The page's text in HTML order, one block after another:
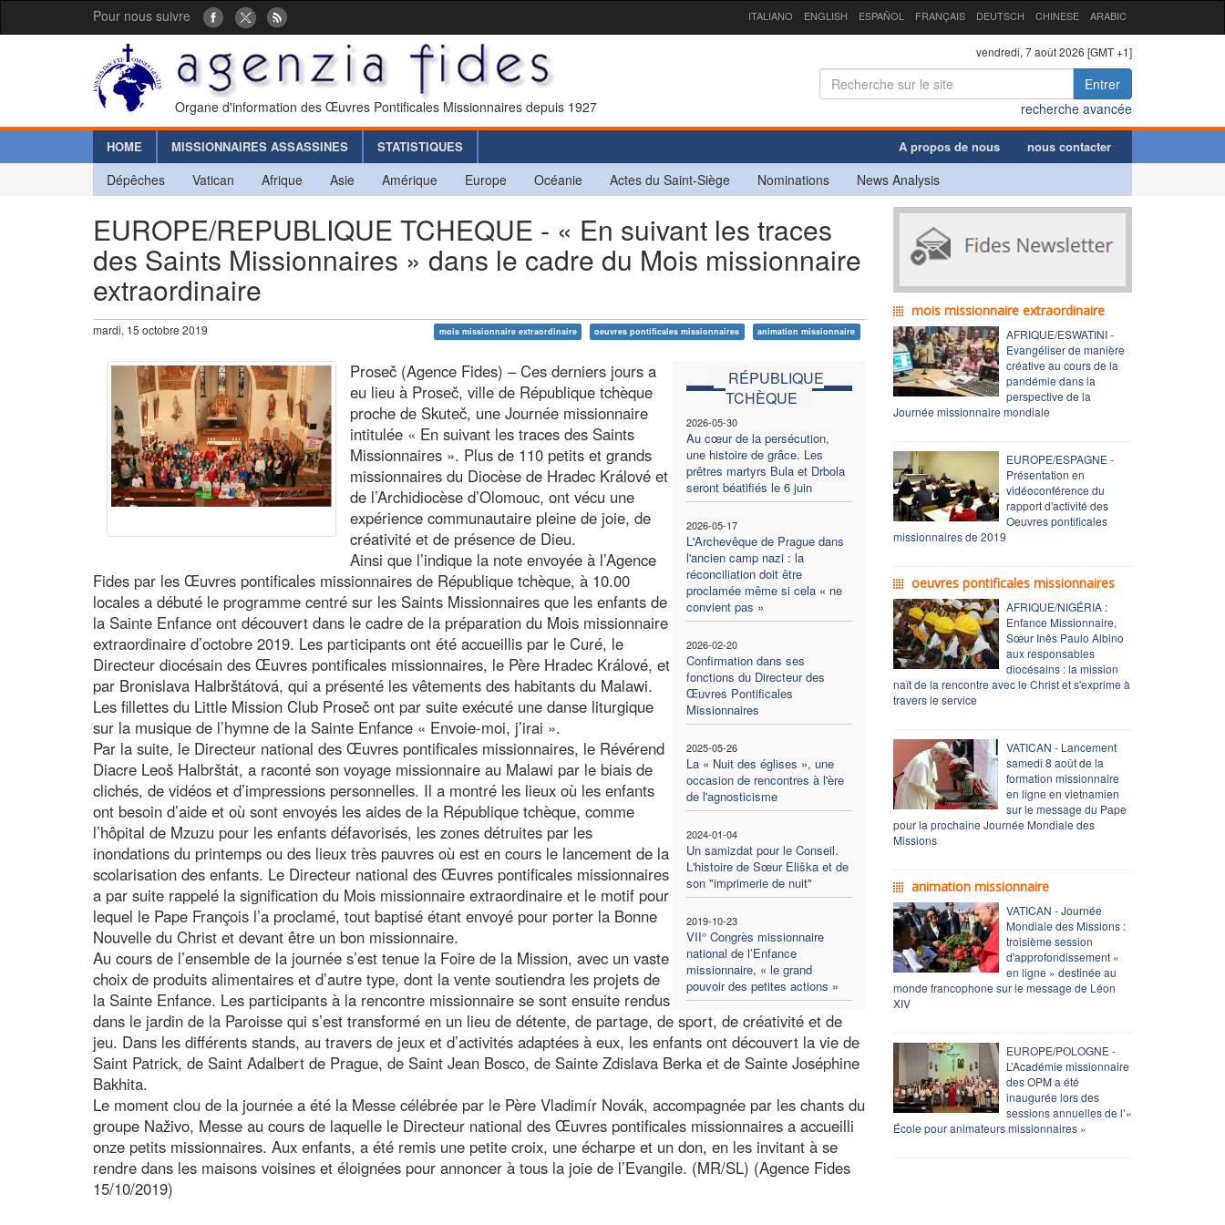
Pour nous suivre ITALIANO ENGLISH ESPAÑOL FRANÇAIS DEUTSCH CHINESE ARABIC
Organe d'information des Œuvres Pontificales Missionnaires depuis 1927
vendredi, 7 août 2026 [GMT +1]
Entrer
recherche avancée
HOME MISSIONNAIRES ASSASSINES STATISTIQUES A propos de nous nous contacter
Dépêches Vatican Afrique Asie Amérique Europe Océanie Actes du Saint-Siège Nominations News Analysis
EUROPE/REPUBLIQUE TCHEQUE - « En suivant les traces
des Saints Missionnaires » dans le cadre du Mois missionnaire
extraordinaire
mardi, 15 octobre 2019 mois missionnaire extraordinaire oeuvres pontificales missionnaires animation missionnaire
RÉPUBLIQUE
TCHÈQUE
2026-05-30
Au cœur de la persécution,
une histoire de grâce. Les
prêtres martyrs Bula et Drbola
seront béatifiés le 6 juin
2026-05-17
L'Archevêque de Prague dans
l'ancien camp nazi : la
réconciliation doit être
proclamée même si cela « ne
convient pas »
2026-02-20
Confirmation dans ses
fonctions du Directeur des
Œuvres Pontificales
Missionnaires
2025-05-26
La « Nuit des églises », une
occasion de rencontres à l'ère
de l'agnosticisme
2024-01-04
Un samizdat pour le Conseil.
L'histoire de Sœur Eliška et de
son "imprimerie de nuit"
2019-10-23
VII° Congrès missionnaire
national de l’Enfance
missionnaire, « le grand
pouvoir des petites actions »
Proseč (Agence Fides) – Ces derniers jours a
eu lieu à Proseč, ville de République tchèque
proche de Skuteč, une Journée missionnaire
intitulée « En suivant les traces des Saints
Missionnaires ». Plus de 110 petits et grands
missionnaires du Diocèse de Hradec Králové et
de l’Archidiocèse d’Olomouc, ont vécu une
expérience communautaire pleine de joie, de
créativité et de présence de Dieu.
Ainsi que l’indique la note envoyée à l’Agence
Fides par les Œuvres pontificales missionnaires de République tchèque, à 10.00
locales a débuté le programme centré sur les Saints Missionnaires que les enfants de
la Sainte Enfance ont découvert dans le cadre de la préparation du Mois missionnaire
extraordinaire d’octobre 2019. Les participants ont été accueillis par le Curé, le
Directeur diocésain des Œuvres pontificales missionnaires, le Père Hradec Králové, et
par Bronislava Halbrštátová, qui a présenté les vêtements des habitants du Malawi.
Les fillettes du Little Mission Club Proseč ont par suite exécuté une danse liturgique
sur la musique de l’hymne de la Sainte Enfance « Envoie-moi, j’irai ».
Par la suite, le Directeur national des Œuvres pontificales missionnaires, le Révérend
Diacre Leoš Halbrštát, a raconté son voyage missionnaire au Malawi par le biais de
clichés, de vidéos et d’impressions personnelles. Il a montré les lieux où les enfants
ont besoin d’aide et où sont envoyés les aides de la République tchèque, comme
l’hôpital de Mzuzu pour les enfants défavorisés, les zones détruites par les
inondations du printemps ou des lieux très pauvres où est en cours le lancement de la
scolarisation des enfants. Le Directeur national des Œuvres pontificales missionnaires
a par suite rappelé la signification du Mois missionnaire extraordinaire et le motif pour
lequel le Pape François l’a proclamé, tout baptisé étant envoyé pour porter la Bonne
Nouvelle du Christ et devant être un bon missionnaire.
Au cours de l’ensemble de la journée s’est tenue la Foire de la Mission, avec un vaste
choix de produits alimentaires et d’autre type, dont la vente soutiendra les projets de
la Sainte Enfance. Les participants à la rencontre missionnaire se sont ensuite rendus
dans le jardin de la Paroisse qui s’est transformé en un lieu de détente, de partage, de sport, de créativité et de
jeu. Dans les différents stands, au travers de jeux et d’activités adaptées à eux, les enfants ont découvert la vie de
Saint Patrick, de Saint Adalbert de Prague, de Saint Jean Bosco, de Sainte Zdislava Berka et de Sainte Joséphine
Bakhita.
Le moment clou de la journée a été la Messe célébrée par le Père Vladimír Novák, accompagnée par les chants du
groupe Naživo, Messe au cours de laquelle le Directeur national des Œuvres pontificales missionnaires a accueilli
onze petits missionnaires. Aux enfants, a été remis une petite croix, une écharpe et un don, en les invitant à se
rendre dans les maisons voisines et éloignées pour annoncer à tous la joie de l’Evangile. (MR/SL) (Agence Fides
15/10/2019)
mois missionnaire extraordinaire
AFRIQUE/ESWATINI -
Evangéliser de manière
créative au cours de la
pandémie dans la
perspective de la
Journée missionnaire mondiale
EUROPE/ESPAGNE -
Présentation en
vidéoconférence du
rapport d'activité des
Oeuvres pontificales
missionnaires de 2019
oeuvres pontificales missionnaires
AFRIQUE/NIGÉRIA :
Enfance Missionnaire,
Sœur Inês Paulo Albino
aux responsables
diocésains : la mission
naît de la rencontre avec le Christ et s'exprime à
travers le service
VATICAN - Lancement
samedi 8 août de la
formation missionnaire
en ligne en vietnamien
sur le message du Pape
pour la prochaine Journée Mondiale des
Missions
animation missionnaire
VATICAN - Journée
Mondiale des Missions :
troisième session
d'approfondissement «
en ligne » destinée au
monde francophone sur le message de Léon
XIV
EUROPE/POLOGNE -
L’Académie missionnaire
des OPM a été
inaugurée lors des
sessions annuelles de l’«
École pour animateurs missionnaires »